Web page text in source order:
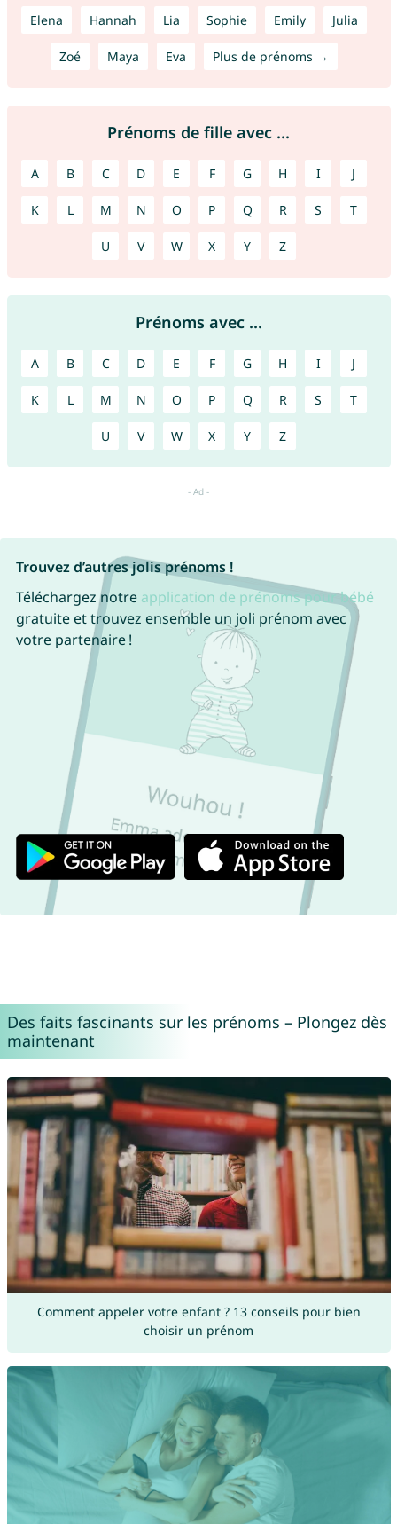
Elena Hannah Lia Sophie Emily Julia
Zoé Maya Eva Plus de prénoms →
Prénoms de fille avec ...
A B C D E F G H I J
K L M N O P Q R S T
U V W X Y Z
Prénoms avec ...
A B C D E F G H I J
K L M N O P Q R S T
U V W X Y Z
Trouvez d’autres jolis prénoms !
Téléchargez notre application de prénoms pour bébé
gratuite et trouvez ensemble un joli prénom avec
votre partenaire !
Des faits fascinants sur les prénoms – Plongez dès
maintenant
Comment appeler votre enfant ? 13 conseils pour bien
choisir un prénom